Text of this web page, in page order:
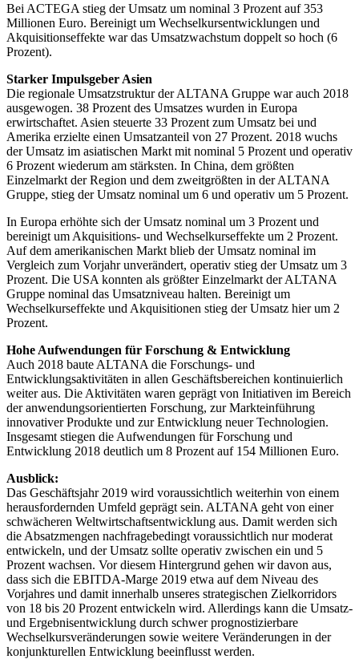
Bei ACTEGA stieg der Umsatz um nominal 3 Prozent auf 353
Millionen Euro. Bereinigt um Wechselkursentwicklungen und
Akquisitionseffekte war das Umsatzwachstum doppelt so hoch (6
Prozent).
Starker Impulsgeber Asien
Die regionale Umsatzstruktur der ALTANA Gruppe war auch 2018
ausgewogen. 38 Prozent des Umsatzes wurden in Europa
erwirtschaftet. Asien steuerte 33 Prozent zum Umsatz bei und
Amerika erzielte einen Umsatzanteil von 27 Prozent. 2018 wuchs
der Umsatz im asiatischen Markt mit nominal 5 Prozent und operativ
6 Prozent wiederum am stärksten. In China, dem größten
Einzelmarkt der Region und dem zweitgrößten in der ALTANA
Gruppe, stieg der Umsatz nominal um 6 und operativ um 5 Prozent.
In Europa erhöhte sich der Umsatz nominal um 3 Prozent und
bereinigt um Akquisitions- und Wechselkurseffekte um 2 Prozent.
Auf dem amerikanischen Markt blieb der Umsatz nominal im
Vergleich zum Vorjahr unverändert, operativ stieg der Umsatz um 3
Prozent. Die USA konnten als größter Einzelmarkt der ALTANA
Gruppe nominal das Umsatzniveau halten. Bereinigt um
Wechselkurseffekte und Akquisitionen stieg der Umsatz hier um 2
Prozent.
Hohe Aufwendungen für Forschung & Entwicklung
Auch 2018 baute ALTANA die Forschungs- und
Entwicklungsaktivitäten in allen Geschäftsbereichen kontinuierlich
weiter aus. Die Aktivitäten waren geprägt von Initiativen im Bereich
der anwendungsorientierten Forschung, zur Markteinführung
innovativer Produkte und zur Entwicklung neuer Technologien.
Insgesamt stiegen die Aufwendungen für Forschung und
Entwicklung 2018 deutlich um 8 Prozent auf 154 Millionen Euro.
Ausblick:
Das Geschäftsjahr 2019 wird voraussichtlich weiterhin von einem
herausfordernden Umfeld geprägt sein. ALTANA geht von einer
schwächeren Weltwirtschaftsentwicklung aus. Damit werden sich
die Absatzmengen nachfragebedingt voraussichtlich nur moderat
entwickeln, und der Umsatz sollte operativ zwischen ein und 5
Prozent wachsen. Vor diesem Hintergrund gehen wir davon aus,
dass sich die EBITDA-Marge 2019 etwa auf dem Niveau des
Vorjahres und damit innerhalb unseres strategischen Zielkorridors
von 18 bis 20 Prozent entwickeln wird. Allerdings kann die Umsatz-
und Ergebnisentwicklung durch schwer prognostizierbare
Wechselkursveränderungen sowie weitere Veränderungen in der
konjunkturellen Entwicklung beeinflusst werden.